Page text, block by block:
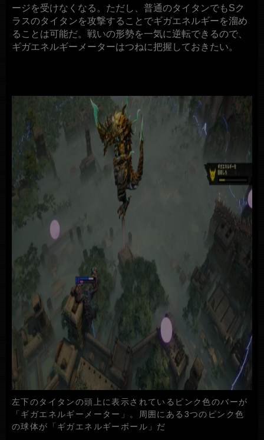
ージを受けなくなる。ただし、普通のタイタンでもSク
ラスのタイタンを攻撃することでギガエネルギーを溜め
ることは可能だ。戦いの形勢を一気に逆転できるので、
ギガエネルギーメーターはつねに把握しておきたい。
左下のタイタンの頭上に表示されているピンク色のバーが
「ギガエネルギーメーター」。周囲にある3つのピンク色
の球体が「ギガエネルギーボール」だ